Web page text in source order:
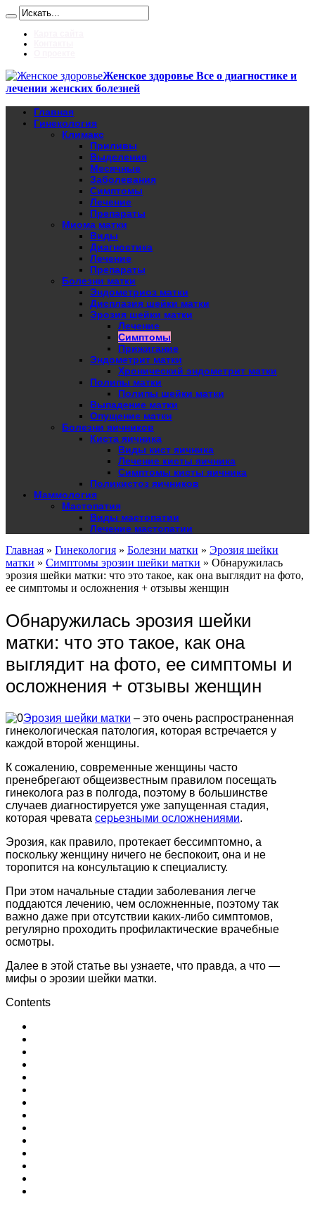
Женское здоровье Все о диагностике и
лечении женских болезней
Главная
Гинекология
Климакс
Приливы
Выделения
Месячные
Заболевания
Симптомы
Лечение
Препараты
Миома матки
Виды
Диагностика
Лечение
Препараты
Болезни матки
Эндометриоз матки
Дисплазия шейки матки
Эрозия шейки матки
Лечение
Симптомы
Прижигание
Эндометрит матки
Хронический эндометрит матки
Полипы матки
Полипы шейки матки
Выпадение матки
Опущение матки
Болезни яичников
Киста яичника
Виды кист яичника
Лечение кисты яичника
Симптомы кисты яичника
Поликистоз яичников
Маммология
Мастопатия
Виды мастопатии
Лечение мастопатии
Главная » Гинекология » Болезни матки » Эрозия шейки
матки » Симптомы эрозии шейки матки » Обнаружилась
эрозия шейки матки: что это такое, как она выглядит на фото,
ее симптомы и осложнения + отзывы женщин
Обнаружилась эрозия шейки
матки: что это такое, как она
выглядит на фото, ее симптомы и
осложнения + отзывы женщин
Эрозия шейки матки – это очень распространенная
гинекологическая патология, которая встречается у
каждой второй женщины.
К сожалению, современные женщины часто
пренебрегают общеизвестным правилом посещать
гинеколога раз в полгода, поэтому в большинстве
случаев диагностируется уже запущенная стадия,
которая чревата серьезными осложнениями.
Эрозия, как правило, протекает бессимптомно, а
поскольку женщину ничего не беспокоит, она и не
торопится на консультацию к специалисту.
При этом начальные стадии заболевания легче
поддаются лечению, чем осложненные, поэтому так
важно даже при отсутствии каких-либо симптомов,
регулярно проходить профилактические врачебные
осмотры.
Далее в этой статье вы узнаете, что правда, а что —
мифы о эрозии шейки матки.
Contents